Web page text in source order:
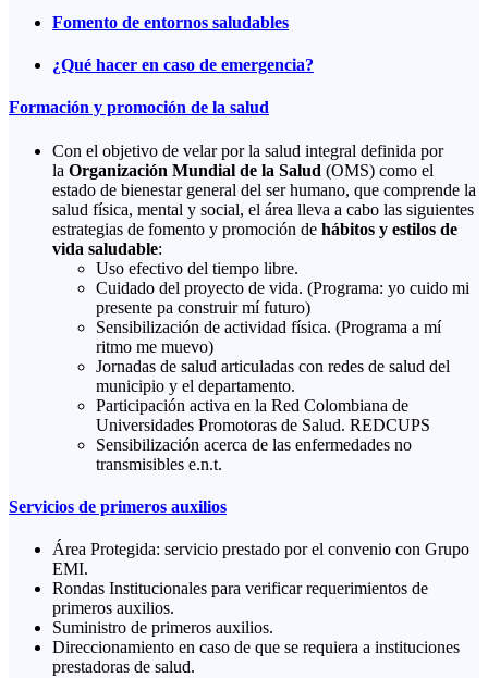
Fomento de entornos saludables
¿Qué hacer en caso de emergencia?
Formación y promoción de la salud
Con el objetivo de velar por la salud integral definida por
la Organización Mundial de la Salud (OMS) como el
estado de bienestar general del ser humano, que comprende la
salud física, mental y social, el área lleva a cabo las siguientes
estrategias de fomento y promoción de hábitos y estilos de
vida saludable:
Uso efectivo del tiempo libre.
Cuidado del proyecto de vida. (Programa: yo cuido mi
presente pa construir mí futuro)
Sensibilización de actividad física. (Programa a mí
ritmo me muevo)
Jornadas de salud articuladas con redes de salud del
municipio y el departamento.
Participación activa en la Red Colombiana de
Universidades Promotoras de Salud. REDCUPS
Sensibilización acerca de las enfermedades no
transmisibles e.n.t.
Servicios de primeros auxilios
Área Protegida: servicio prestado por el convenio con Grupo
EMI.
Rondas Institucionales para verificar requerimientos de
primeros auxilios.
Suministro de primeros auxilios.
Direccionamiento en caso de que se requiera a instituciones
prestadoras de salud.